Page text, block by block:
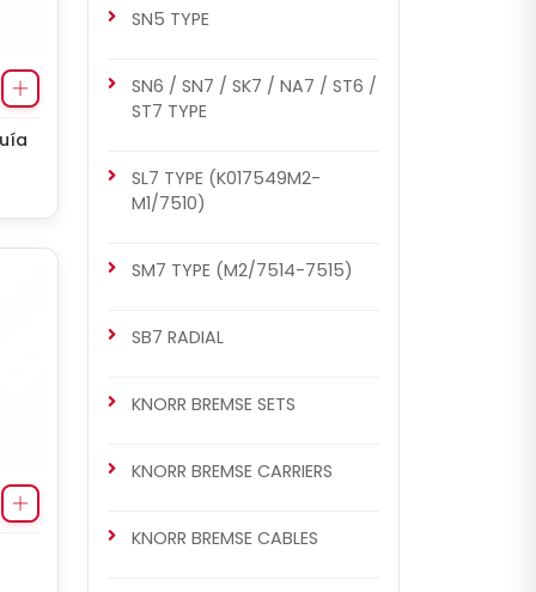
SN5 TYPE
SN6 / SN7 / SK7 / NA7 / ST6 /
ST7 TYPE
SL7 TYPE (K017549M2-
M1/7510)
SM7 TYPE (M2/7514-7515)
SB7 RADIAL
KNORR BREMSE SETS
KNORR BREMSE CARRIERS
KNORR BREMSE CABLES